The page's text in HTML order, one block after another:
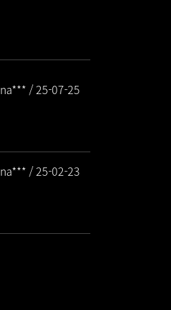
na*** / 25-07-25
na*** / 25-02-23